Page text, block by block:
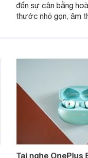
đến sự cân bằng
thước nhỏ gọn, âm
Tai nghe OnePlus